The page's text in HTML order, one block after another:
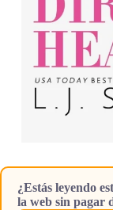
¿Estás leyendo
la web sin pagar